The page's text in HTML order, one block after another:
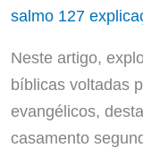
salmo 127
Neste artigo,
bíblicas voltadas
evangélicos,
casamento